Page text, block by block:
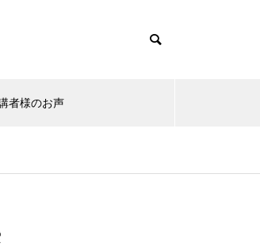
者様のお声
menu.php